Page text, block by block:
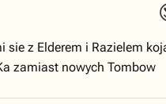
sie z Elderem i Razielem
zamiast nowych Tombow